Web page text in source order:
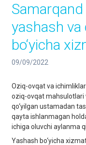
yashash va
bo‘yicha
09/09/2022
Oziq-ovqat va
oziq-ovqat mahsulotlari
qo‘yilgan ustamadan
qayta ishlanmagan
ichiga oluvchi aylanma
Yashash bo‘yicha